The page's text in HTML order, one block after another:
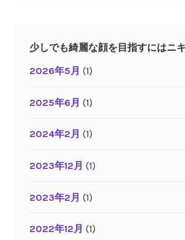
少しでも綺麗な顔を目指すにはニ
2026年5月 (1)
2025年6月 (1)
2024年2月 (1)
2023年12月 (1)
2023年2月 (1)
2022年12月 (1)